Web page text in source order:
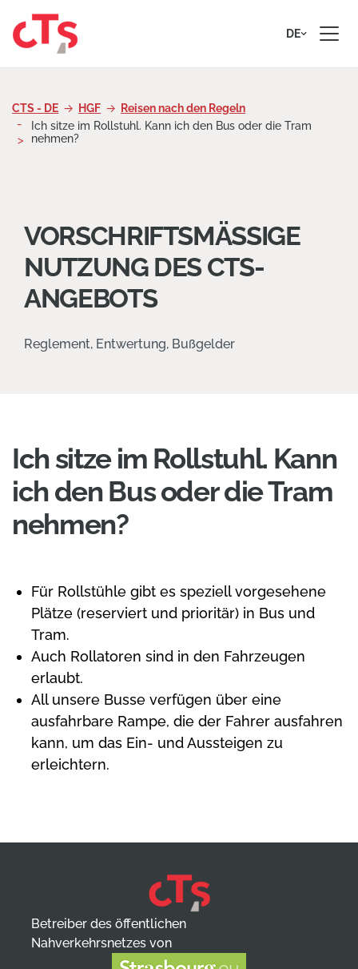
DE
CTS - DE HGF
Reisen nach den Regeln
Ich sitze im Rollstuhl. Kann ich den Bus oder die Tram
nehmen?
VORSCHRIFTSMÄSSIGE
NUTZUNG DES CTS-
ANGEBOTS
Reglement, Entwertung, Bußgelder
Ich sitze im Rollstuhl. Kann
ich den Bus oder die Tram
nehmen?
Für Rollstühle gibt es speziell vorgesehene
Plätze (reserviert und prioritär) in Bus und
Tram.
Auch Rollatoren sind in den Fahrzeugen
erlaubt.
All unsere Busse verfügen über eine
ausfahrbare Rampe, die der Fahrer ausfahren
kann, um das Ein- und Aussteigen zu
erleichtern.
Betreiber des öffentlichen
Nahverkehrsnetzes von